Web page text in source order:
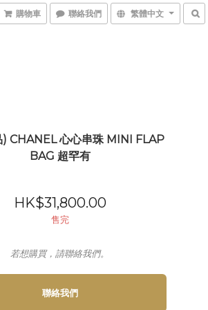
購物車 聯絡我們 繁體中文
) CHANEL 心心串珠 MINI FLAP
BAG 超罕有
HK$31,800.00
售完
若想購買，請聯絡我們。
聯絡我們